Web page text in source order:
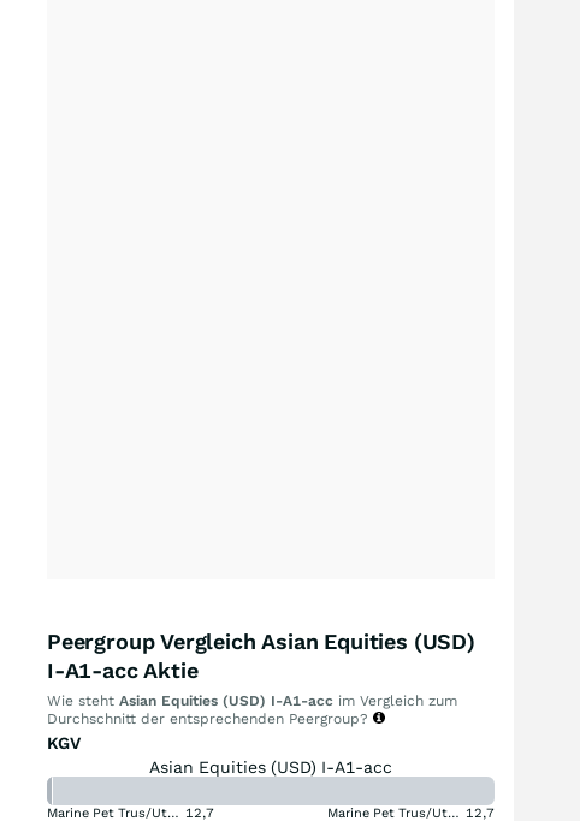
Peergroup Vergleich Asian Equities (USD)
I-A1-acc Aktie
Wie steht Asian Equities (USD) I-A1-acc im Vergleich zum
Durchschnitt der entsprechenden Peergroup?
KGV
Asian Equities (USD) I-A1-acc
Marine Pet Trus/Ut USD 12,7 Marine Pet Trus/Ut USD 12,7